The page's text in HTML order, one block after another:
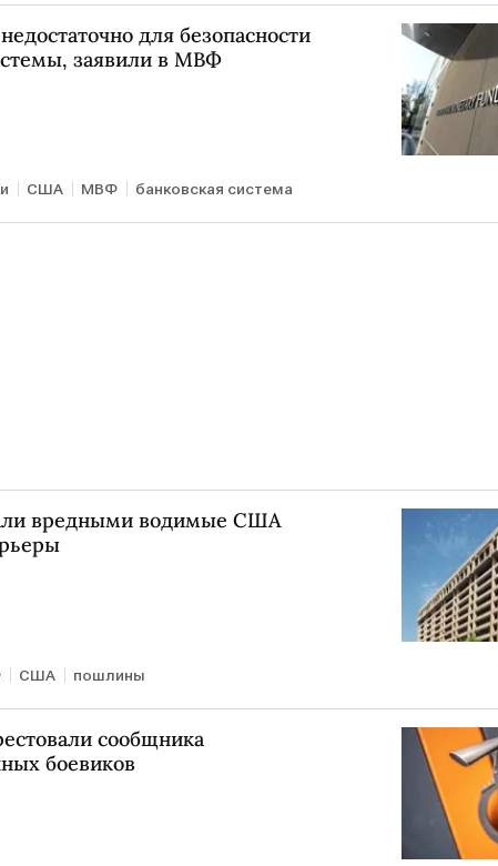
для безопасности
заявили в МВФ
США МВФ банковская система
вредными водимые США
США пошлины
сообщника
боевиков